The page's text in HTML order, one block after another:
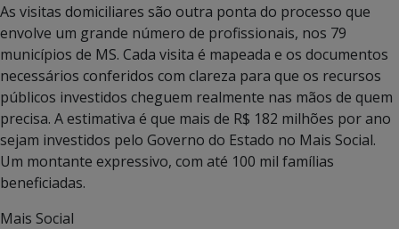
As visitas domiciliares são outra ponta do processo que
envolve um grande número de profissionais, nos 79
municípios de MS. Cada visita é mapeada e os documentos
necessários conferidos com clareza para que os recursos
públicos investidos cheguem realmente nas mãos de quem
precisa. A estimativa é que mais de R$ 182 milhões por ano
sejam investidos pelo Governo do Estado no Mais Social.
Um montante expressivo, com até 100 mil famílias
beneficiadas.
Mais Social